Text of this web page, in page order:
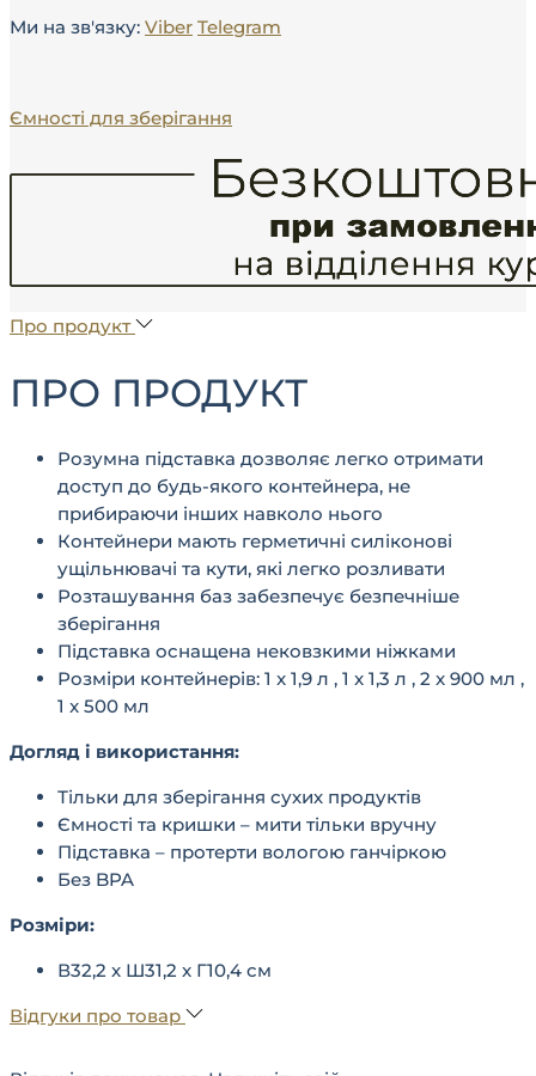
Ми на зв'язку: Viber Telegram
Ємності для зберігання
Про продукт
ПРО ПРОДУКТ
Розумна підставка дозволяє легко отримати
доступ до будь-якого контейнера, не
прибираючи інших навколо нього
Контейнери мають герметичні силіконові
ущільнювачі та кути, які легко розливати
Розташування баз забезпечує безпечніше
зберігання
Підставка оснащена нековзкими ніжками
Розміри контейнерів: 1 x 1,9 л , 1 x 1,3 л , 2 x 900 мл ,
1 x 500 мл
Догляд і використання:
Тільки для зберігання сухих продуктів
Ємності та кришки – мити тільки вручну
Підставка – протерти вологою ганчіркою
Без BPA
Розміри:
В32,2 x Ш31,2 x Г10,4 см
Відгуки про товар